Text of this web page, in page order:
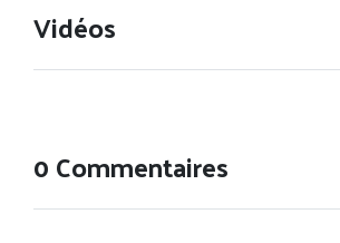
Vidéos
0 Commentaires